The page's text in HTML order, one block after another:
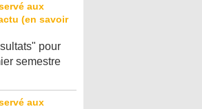
pour
semestre